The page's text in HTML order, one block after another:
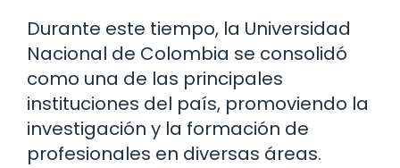
Durante este tiempo, la Universidad
Nacional de Colombia se consolidó
como una de las principales
instituciones del país, promoviendo la
investigación y la formación de
profesionales en diversas áreas.